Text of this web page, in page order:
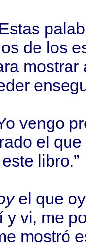
Estas
de los
mostrar
vengo
el que
este libro.”
el que
y vi, me
mostró